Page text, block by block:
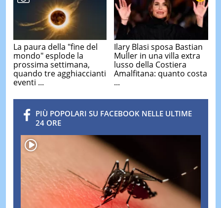
La paura della "fine del
mondo" esplode la
prossima settimana,
quando tre agghiaccianti
eventi ...
Ilary Blasi sposa Bastian
Muller in una villa extra
lusso della Costiera
Amalfitana: quanto costa
...
PIÙ POPOLARI SU FACEBOOK NELLE ULTIME
24 ORE